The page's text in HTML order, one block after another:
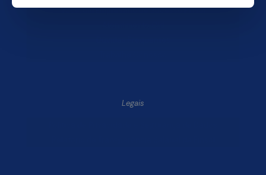
Você, um Empresário de Sucesso Finsol
Legais